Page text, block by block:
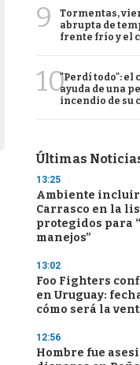
9
Tormentas,
abrupta de
frente frío y el
10"Perdí todo": el
ayuda de una
incendio de su
Últimas
13:25
Ambiente
Carrasco en la
protegidos para
manejos”
13:02
Foo Fighters
en Uruguay:
cómo será la
12:56
Hombre fue